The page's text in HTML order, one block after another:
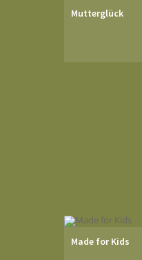
Mutterglück
Made for Kids